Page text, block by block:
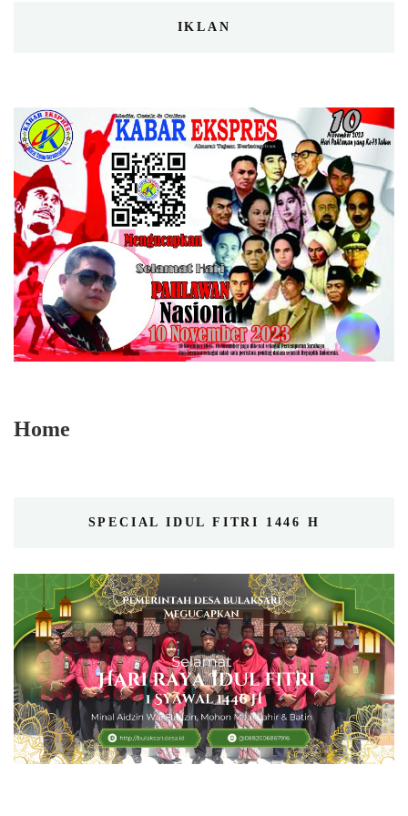
IKLAN
Home
SPECIAL IDUL FITRI 1446 H